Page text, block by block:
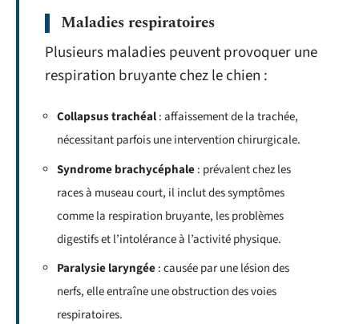
Maladies respiratoires
Plusieurs maladies peuvent provoquer une
respiration bruyante chez le chien :
Collapsus trachéal: affaissement de la trachée,
nécessitant parfois une intervention chirurgicale.
Syndrome brachycéphale: prévalent chez les
races à museau court, il inclut des symptômes
comme la respiration bruyante, les problèmes
digestifs et l’intolérance à l’activité physique.
Paralysie laryngée: causée par une lésion des
nerfs, elle entraîne une obstruction des voies
respiratoires.